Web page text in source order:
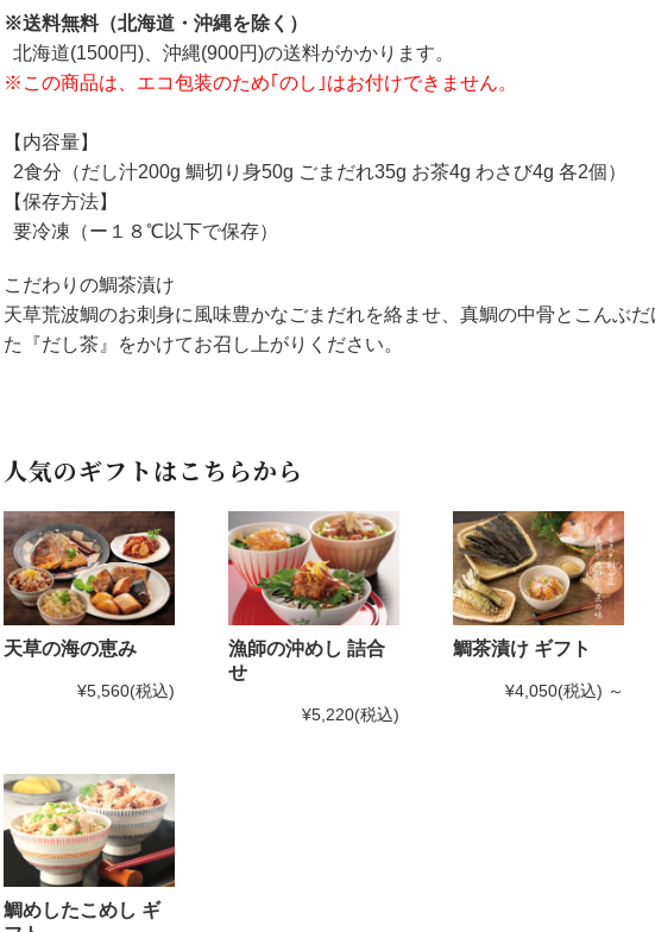
※送料無料（北海道・沖縄を除く）
北海道(1500円)、沖縄(900円)の送料がかかります。
※この商品は、エコ包装のため｢のし｣はお付けできません。
【内容量】
2食分（だし汁200g 鯛切り身50g ごまだれ35g お茶4g わさび4g 各2個）
【保存方法】
要冷凍（ー１８℃以下で保存）
こだわりの鯛茶漬け
天草荒波鯛のお刺身に風味豊かなごまだれを絡ませ、真鯛の中骨とこんぶ
た『だし茶』をかけてお召し上がりください。
人気のギフトはこちらから
天草の海の恵み
¥5,560(税込)
漁師の沖めし 詰合
せ
¥5,220(税込)
鯛茶漬け ギフト
¥4,050(税込) ～
鯛めしたこめし ギ